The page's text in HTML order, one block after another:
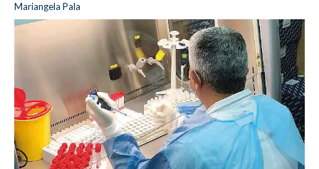
Mariangela Pala